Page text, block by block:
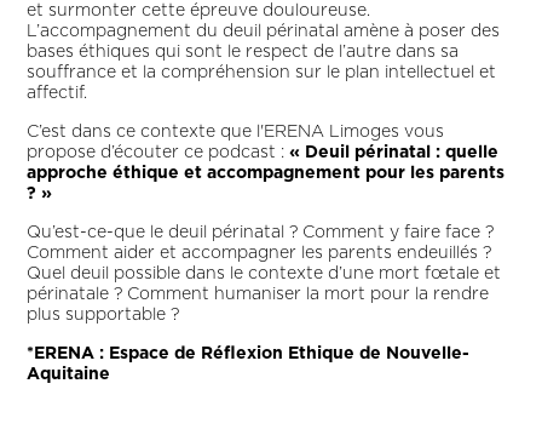
et surmonter cette épreuve douloureuse.
L’accompagnement du deuil périnatal amène à poser des
bases éthiques qui sont le respect de l’autre dans sa
souffrance et la compréhension sur le plan intellectuel et
affectif.
C’est dans ce contexte que l'ERENA Limoges vous
propose d’écouter ce podcast :« Deuil périnatal : quelle
approche éthique et accompagnement pour les parents
? »
Qu’est-ce-que le deuil périnatal ? Comment y faire face ?
Comment aider et accompagner les parents endeuillés ?
Quel deuil possible dans le contexte d’une mort fœtale et
périnatale ? Comment humaniser la mort pour la rendre
plus supportable ?
*ERENA : Espace de Réflexion Ethique de Nouvelle-
Aquitaine